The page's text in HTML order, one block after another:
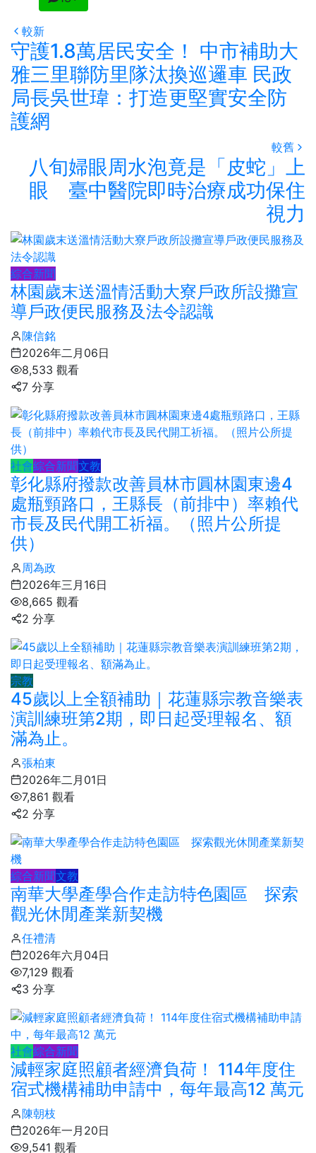
較新
守護1.8萬居民安全！ 中市補助大
雅三里聯防里隊汰換巡邏車 民政
局長吳世瑋：打造更堅實安全防
護網
較舊
八旬婦眼周水泡竟是「皮蛇」上
眼 臺中醫院即時治療成功保住
視力
綜合新聞
林園歲末送溫情活動大寮戶政所設攤宣
導戶政便民服務及法令認識
陳信銘
2026年二月06日
8,533 觀看
7 分享
社會綜合新聞文教
彰化縣府撥款改善員林市圓林園東邊4
處瓶頸路口，王縣長（前排中）率賴代
市長及民代開工祈福。（照片公所提
供）
周為政
2026年三月16日
8,665 觀看
2 分享
宗教
45歲以上全額補助｜花蓮縣宗教音樂表
演訓練班第2期，即日起受理報名、額
滿為止。
張柏東
2026年二月01日
7,861 觀看
2 分享
綜合新聞文教
南華大學產學合作走訪特色園區 探索
觀光休閒產業新契機
任禮清
2026年六月04日
7,129 觀看
3 分享
社會綜合新聞
減輕家庭照顧者經濟負荷！ 114年度住
宿式機構補助申請中，每年最高12 萬元
陳朝枝
2026年一月20日
9,541 觀看